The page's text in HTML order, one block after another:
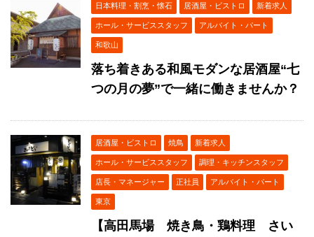
日本料理・割烹・懐石 居酒屋・ビストロ 新着求人
ホール・サービススタッフ アルバイト・パート
和歌山
落ち着きある和風モダンな居酒屋“七
つの月の夢”で一緒に働きませんか？
居酒屋・ビストロ 焼鳥 新着求人
ホール・サービススタッフ 調理・キッチンスタッフ
店長・マネージャー 正社員 アルバイト・パート
東京
【高田馬場 焼き鳥・鶏料理 さい